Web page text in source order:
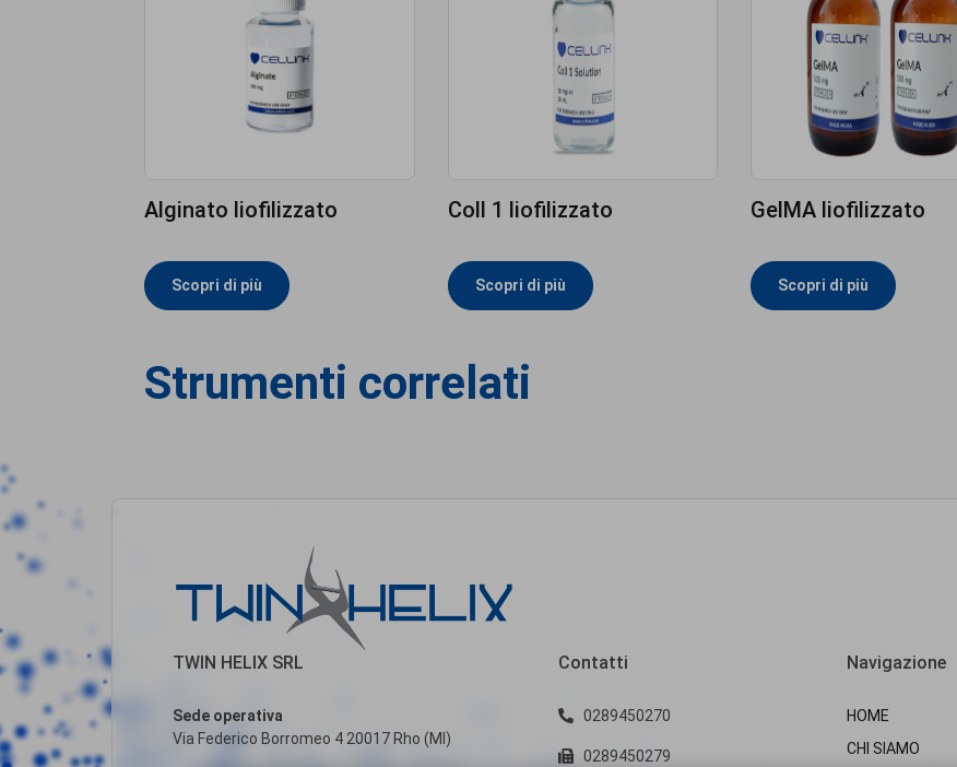
Alginato liofilizzato
Scopri di più
Coll 1 liofilizzato
Scopri di più
GelMA liofilizzato
Scopri di più
Strumenti correlati
TWIN HELIX SRL
Sede operativa
Via Federico Borromeo 4 20017 Rho (MI)
Contatti
0289450270
0289450279
Navigazione
HOME
CHI SIAMO